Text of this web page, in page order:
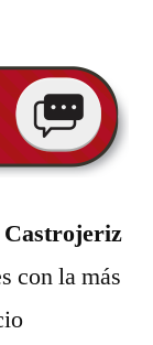
Castrojeriz
con la más